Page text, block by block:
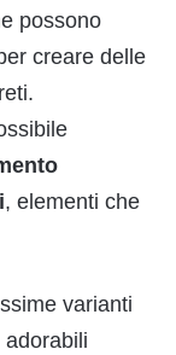
possono
creare delle
, elementi che
varianti